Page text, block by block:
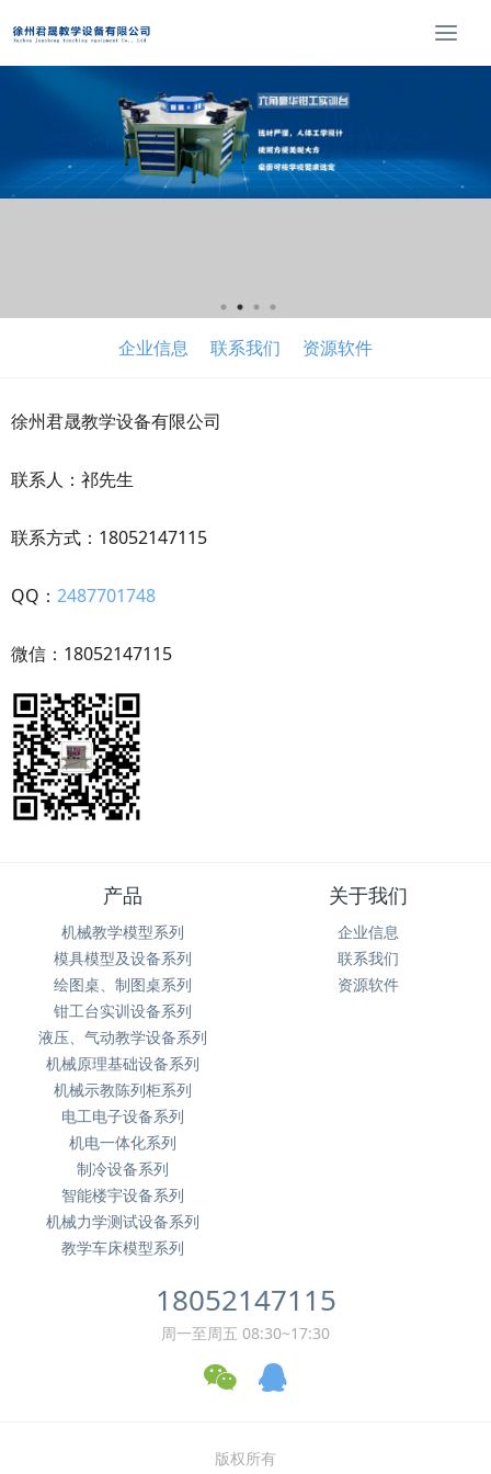
T
o
e
a
t
企业信息 联系我们 资源软件
徐州君晟教学设备有限公司
联系人：祁先生
联系方式：18052147115
QQ： 2487701748
微信：18052147115
产品
机械教学模型系列
模具模型及设备系列
绘图桌、制图桌系列
钳工台实训设备系列
液压、气动教学设备系列
机械原理基础设备系列
机械示教陈列柜系列
电工电子设备系列
机电一体化系列
制冷设备系列
智能楼宇设备系列
机械力学测试设备系列
教学车床模型系列
关于我们
企业信息
联系我们
资源软件
18052147115
周一至周五 08:30~17:30
版权所有